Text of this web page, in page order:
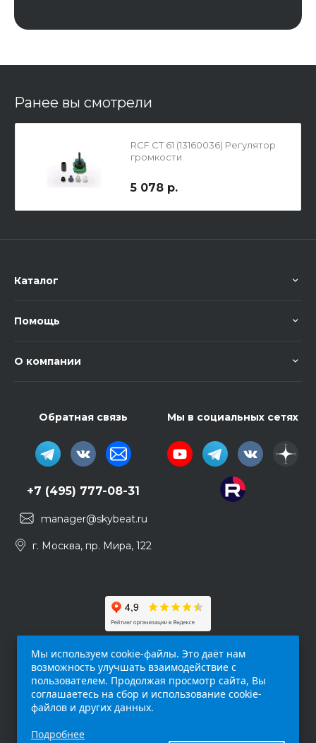
Ранее вы смотрели
RCF CT 61 (13160036) Регулятор
громкости
5 078 р.
Каталог
Помощь
О компании
Обратная связь
+7 (495) 777-08-31
manager@skybeat.ru
г. Москва, пр. Мира, 122
Мы в социальных сетях
интернет-сайт (
Мы используем cookie-файлы. Это даёт нам
возможность улучшать взаимодействие с
пользователем. Продолжая просмотр сайта, Вы
соглашаетесь на сбор и использование cookie-
файлов и других данных.
Подробнее